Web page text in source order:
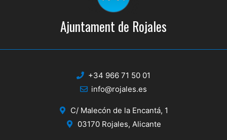
Ajuntament de Rojales
+34 966 71 50 01
info@rojales.es
C/ Malecón de la Encantá, 1
03170 Rojales, Alicante